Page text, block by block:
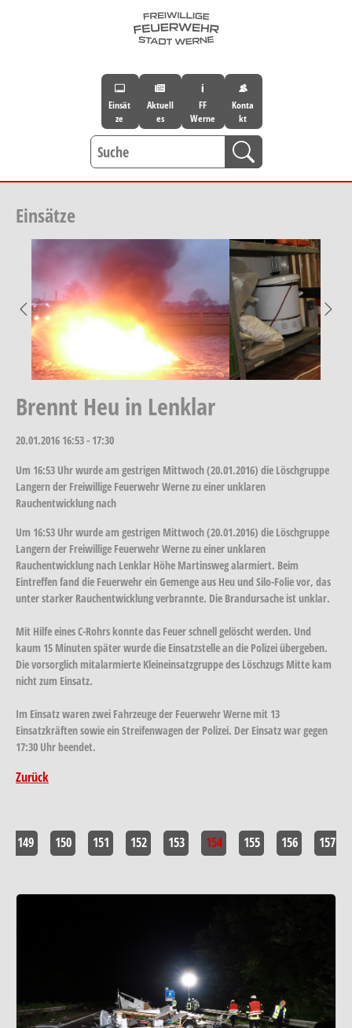
Einsät
ze
Aktuell
es
FF
Werne
Konta
kt
Einsätze
Previous
Brennt Heu in Lenklar
20.01.2016 16:53 - 17:30
Um 16:53 Uhr wurde am gestrigen Mittwoch (20.01.2016) die Löschgruppe
Langern der Freiwillige Feuerwehr Werne zu einer unklaren
Rauchentwicklung nach
Um 16:53 Uhr wurde am gestrigen Mittwoch (20.01.2016) die Löschgruppe
Langern der Freiwillige Feuerwehr Werne zu einer unklaren
Rauchentwicklung nach Lenklar Höhe Martinsweg alarmiert. Beim
Eintreffen fand die Feuerwehr ein Gemenge aus Heu und Silo-Folie vor, das
unter starker Rauchentwicklung verbrannte. Die Brandursache ist unklar.
Mit Hilfe eines C-Rohrs konnte das Feuer schnell gelöscht werden. Und
kaum 15 Minuten später wurde die Einsatzstelle an die Polizei übergeben.
Die vorsorglich mitalarmierte Kleineinsatzgruppe des Löschzugs Mitte kam
nicht zum Einsatz.
Im Einsatz waren zwei Fahrzeuge der Feuerwehr Werne mit 13
Einsatzkräften sowie ein Streifenwagen der Polizei. Der Einsatz war gegen
17:30 Uhr beendet.
Zurück
149 150 151 152 153 154 155 156 157